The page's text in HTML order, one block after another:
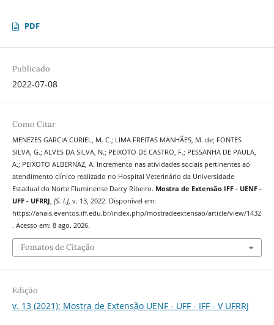
PDF
Publicado
2022-07-08
Como Citar
MENEZES GARCIA CURIEL, M. C.; LIMA FREITAS MANHÃES, M. de; FONTES
SILVA, G.; ALVES DA SILVA, N.; PEIXOTO DE CASTRO, F.; PESSANHA DE PAULA,
A.; PEIXOTO ALBERNAZ, A. Incremento nas atividades sociais pertinentes ao
atendimento clínico realizado no Hospital Veterinário da Universidade
Estadual do Norte Fluminense Darcy Ribeiro. Mostra de Extensão IFF - UENF -
UFF - UFRRJ, [S. l.], v. 13, 2022. Disponível em:
https://anais.eventos.iff.edu.br/index.php/mostradeextensao/article/view/1432
. Acesso em: 8 ago. 2026.
Fomatos de Citação
Edição
v. 13 (2021): Mostra de Extensão UENF - UFF - IFF - V UFRRJ